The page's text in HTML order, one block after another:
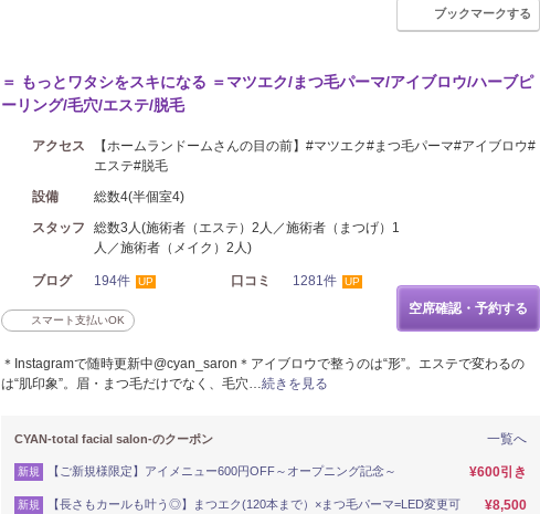
ブックマークする
＝ もっとワタシをスキになる ＝マツエク/まつ毛パーマ/アイブロウ/ハーブピ
ーリング/毛穴/エステ/脱毛
アクセス
【ホームランドームさんの目の前】#マツエク#まつ毛パーマ#アイブロウ#
エステ#脱毛
設備
総数4(半個室4)
スタッフ
総数3人(施術者（エステ）2人／施術者（まつげ）1
人／施術者（メイク）2人)
ブログ 194件 UP 口コミ 1281件 UP
スマート支払いOK
空席確認・予約する
＊Instagramで随時更新中@cyan_saron＊アイブロウで整うのは“形”。エステで変わるの
は“肌印象”。眉・まつ毛だけでなく、毛穴…続きを見る
一覧へ
CYAN-total facial salon-のクーポン
新規 【ご新規様限定】アイメニュー600円OFF～オープニング記念～ ¥600引き
新規
【長さもカールも叶う◎】まつエク(120本まで）×まつ毛パーマ=LED変更可
¥8,500